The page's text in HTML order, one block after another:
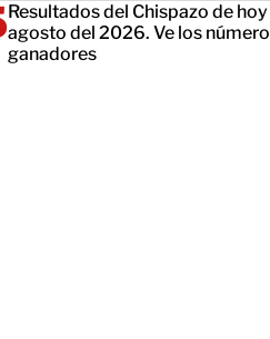
Resultados del Chispazo de
agosto del 2026. Ve los
ganadores